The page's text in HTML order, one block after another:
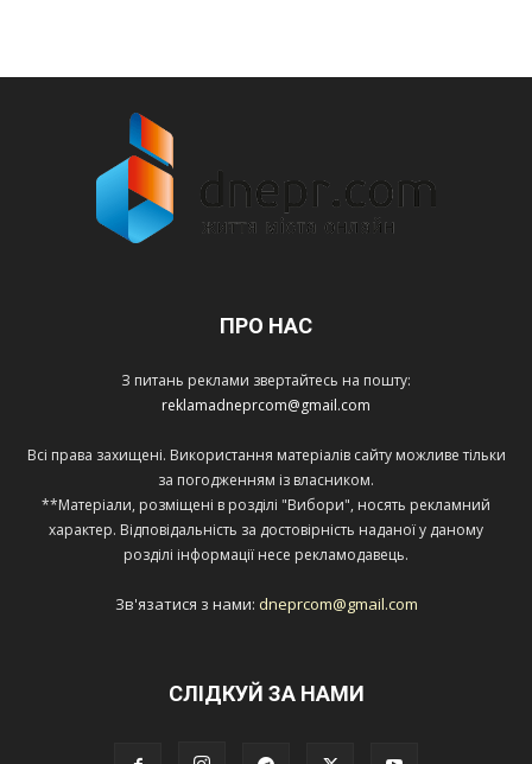
ПРО НАС
З питань реклами звертайтесь на пошту:
reklamadneprcom@gmail.com
Всі права захищені. Використання матеріалів сайту можливе тільки
за погодженням із власником.
**Матеріали, розміщені в розділі "Вибори", носять рекламний
характер. Відповідальність за достовірність наданої у даному
розділі інформації несе рекламодавець.
Зв'язатися з нами: dneprcom@gmail.com
СЛІДКУЙ ЗА НАМИ